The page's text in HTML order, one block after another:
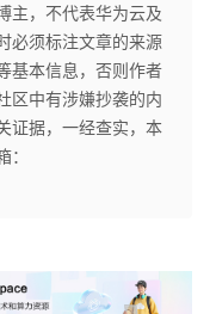
主，不代表华为云及
必须标注文章的来源
基本信息，否则作者
区中有涉嫌抄袭的内
证据，一经查实，本